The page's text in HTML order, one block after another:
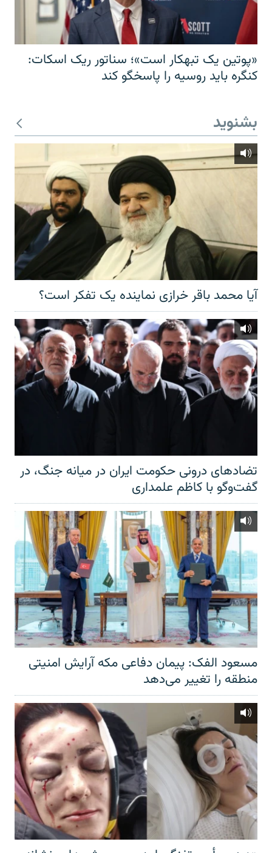
«پوتین یک تبهکار است»؛ سناتور ریک اسکات:
کنگره باید روسیه را پاسخگو کند
بشنوید
آیا محمد باقر خرازی نماینده یک تفکر است؟
تضادهای درونی حکومت ایران در میانه جنگ، در
گفت‌‌وگو با کاظم علمداری
مسعود الفک: پیمان دفاعی مکه آرایش امنیتی
منطقه را تغییر می‌دهد